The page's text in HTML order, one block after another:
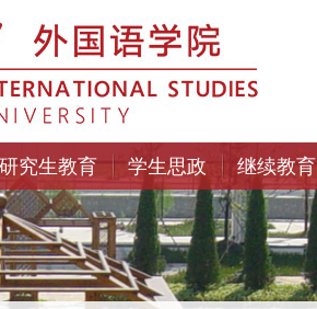
研究生教育 学生思政 继续教育